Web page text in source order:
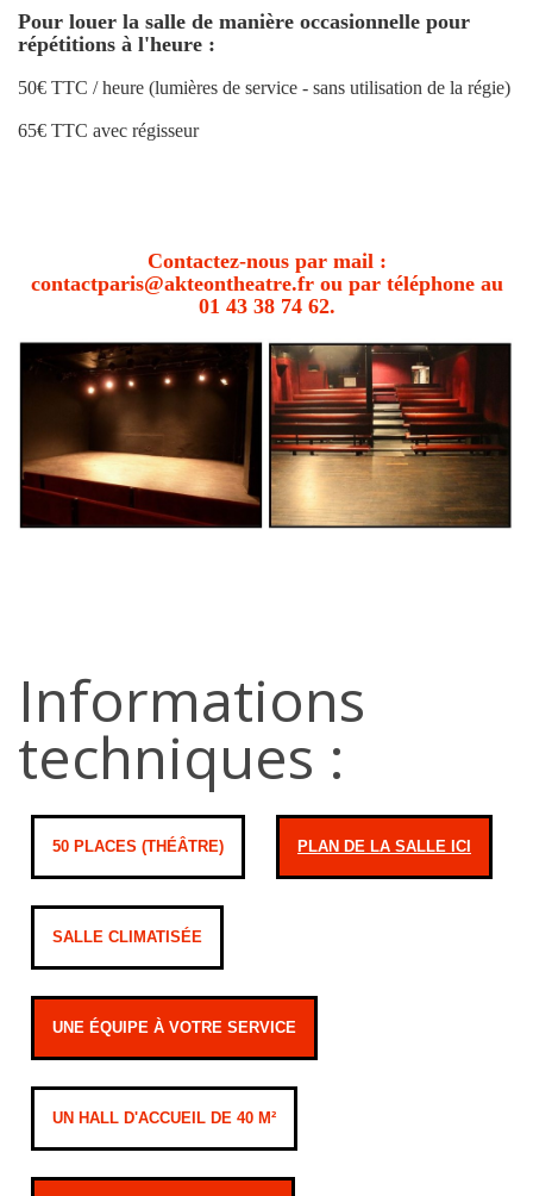
Pour louer la salle de manière occasionnelle pour
répétitions à l'heure :
50€ TTC / heure (lumières de service - sans utilisation de la régie)
65€ TTC avec régisseur
Contactez-nous par mail :
contactparis@akteontheatre.frou par téléphone au
01 43 38 74 62.
Informations
techniques :
50 PLACES (THÉÂTRE) PLAN DE LA SALLE ICI
SALLE CLIMATISÉE
UNE ÉQUIPE À VOTRE SERVICE
UN HALL D'ACCUEIL DE 40 M²